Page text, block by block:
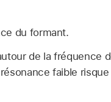
du formant.
de la fréquence
faible